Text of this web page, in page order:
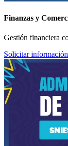
Finanzas y
Gestión financiera
Solicitar información